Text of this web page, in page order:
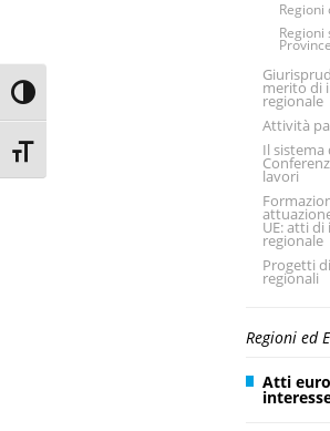
Toggle High Contrast
Toggle Font size
Regioni
Regioni
merito di
regionale
Attività
Il sistema
lavori
UE: atti di
regionale
Progetti
regionali
Regioni ed
Atti